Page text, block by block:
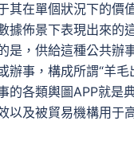
其在單個狀況下的
據佈景下表現出來
是，供給這種公共辦
辦事，構成所謂“羊
的各類輿圖APP就是
以及被貿易機構用